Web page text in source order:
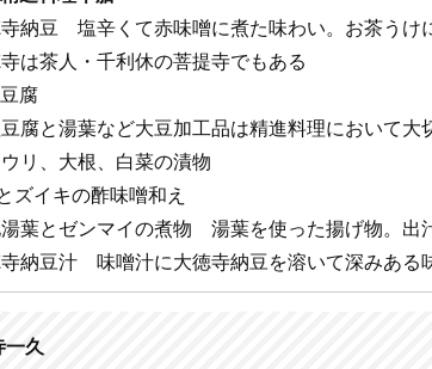
納豆 塩辛くて赤味噌に煮た味わい。お茶うけ
は茶人・千利休の菩提寺でもある
腐
腐と湯葉など大豆加工品は精進料理において大
リ、大根、白菜の漬物
ズイキの酢味噌和え
葉とゼンマイの煮物 湯葉を使った揚げ物。出
寺納豆汁 味噌汁に大徳寺納豆を溶いて深みある
一久